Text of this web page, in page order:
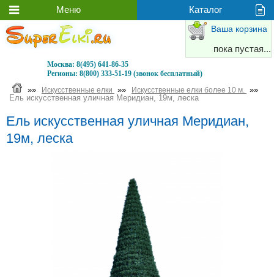
Москва: 8(495) 641-86-35
Регионы: 8(800) 333-51-19 (звонок бесплатный)
Ваша корзина
пока пустая...
»» Искусственные елки »» Искусственные елки более 10 м. »»
Ель искусственная уличная Меридиан, 19м, леска
Ель искусственная уличная Меридиан,
19м, леска